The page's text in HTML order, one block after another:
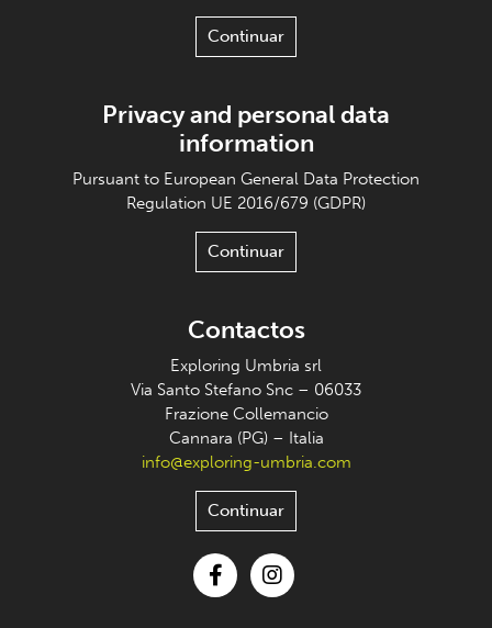
Continuar
Privacy and personal data
information
Pursuant to European General Data Protection
Regulation UE 2016/679 (GDPR)
Continuar
Contactos
Exploring Umbria srl
Via Santo Stefano Snc – 06033
Frazione Collemancio
Cannara (PG) – Italia
info@exploring-umbria.com
Continuar